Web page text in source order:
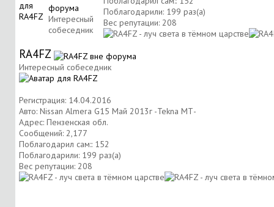
Интересный
собеседник
Поблагодарили: 199 раз(а)
Вес репутации: 208
RA4FZ
Интересный собеседник
Регистрация: 14.04.2016
Авто: Nissan Almera G15 Май 2013г -Tekna МТ-
Адрес: Пензенская обл.
Сообщений: 2,177
Поблагодарил сам:: 152
Поблагодарили: 199 раз(а)
Вес репутации: 208